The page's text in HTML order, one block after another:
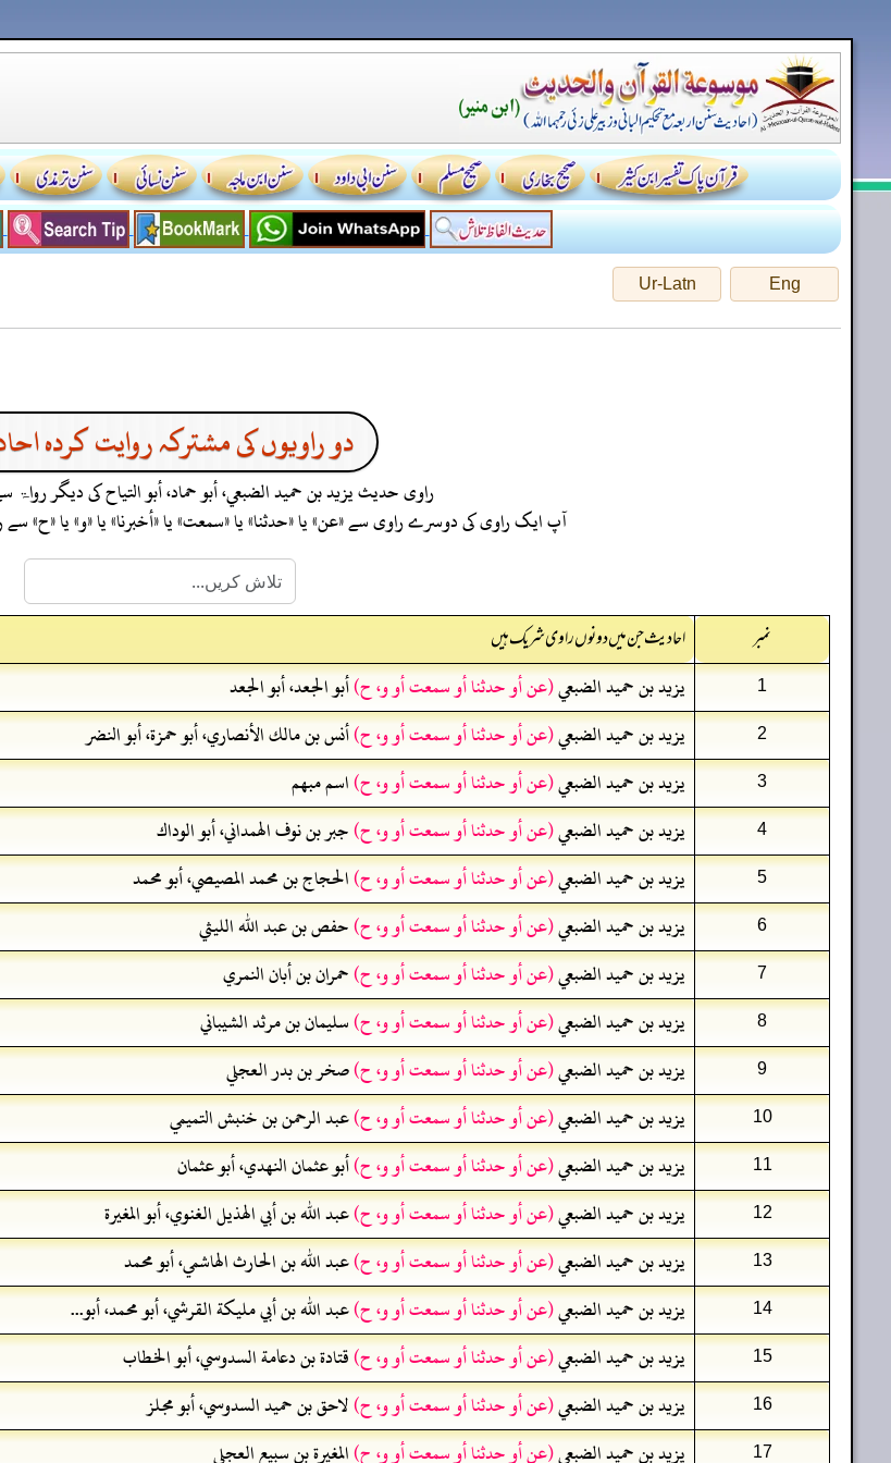
Eng
Ur-Latn
دو راویوں کی مشترکہ روایت کردہ
راوی حدیثيزيد بن حميد الضبعي، أبو حماد، أبو التياحکی دیگر رواۃ
آپ ایک راوی کی دوسرے راوی سے «عن» یا «حدثنا» یا «سمعت» یا «أخبرنا» یا «و» یا
نمبر احادیث جن میں دونوں راوی شریک ہیں
1 يزيد بن حميد الضبعي(عن أو حدثنا أو سمعت أو و، ح)أبو الجعد، أبو الجعد
2 يزيد بن حميد الضبعي(عن أو حدثنا أو سمعت أو و، ح)أنس بن مالك الأنصاري، أبو حمزة، أبو النضر
3 يزيد بن حميد الضبعي(عن أو حدثنا أو سمعت أو و، ح)اسم مبهم
4 يزيد بن حميد الضبعي(عن أو حدثنا أو سمعت أو و، ح)جبر بن نوف الهمداني، أبو الوداك
5 يزيد بن حميد الضبعي(عن أو حدثنا أو سمعت أو و، ح)الحجاج بن محمد المصيصي، أبو محمد
6 يزيد بن حميد الضبعي(عن أو حدثنا أو سمعت أو و، ح)حفص بن عبد الله الليثي
7 يزيد بن حميد الضبعي(عن أو حدثنا أو سمعت أو و، ح)حمران بن أبان النمري
8 يزيد بن حميد الضبعي(عن أو حدثنا أو سمعت أو و، ح)سليمان بن مرثد الشيباني
9 يزيد بن حميد الضبعي(عن أو حدثنا أو سمعت أو و، ح)صخر بن بدر العجلي
10 يزيد بن حميد الضبعي(عن أو حدثنا أو سمعت أو و، ح)عبد الرحمن بن خنبش التميمي
11 يزيد بن حميد الضبعي(عن أو حدثنا أو سمعت أو و، ح)أبو عثمان النهدي، أبو عثمان
12 يزيد بن حميد الضبعي(عن أو حدثنا أو سمعت أو و، ح)عبد الله بن أبي الهذيل الغنوي، أبو المغيرة
13 يزيد بن حميد الضبعي(عن أو حدثنا أو سمعت أو و، ح)عبد الله بن الحارث الهاشمي، أبو محمد
14 يزيد بن حميد الضبعي(عن أو حدثنا أو سمعت أو و، ح)عبد الله بن أبي مليكة القرشي، أبو محمد، أبو...
15 يزيد بن حميد الضبعي(عن أو حدثنا أو سمعت أو و، ح)قتادة بن دعامة السدوسي، أبو الخطاب
16 يزيد بن حميد الضبعي(عن أو حدثنا أو سمعت أو و، ح)لاحق بن حميد السدوسي، أبو مجلز
17 يزيد بن حميد الضبعي(عن أو حدثنا أو سمعت أو و، ح)المغيرة بن سبيع العجلي